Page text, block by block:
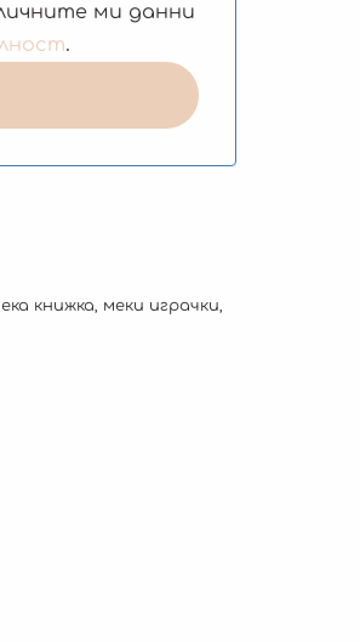
ми данни
.
книжка меки играчки